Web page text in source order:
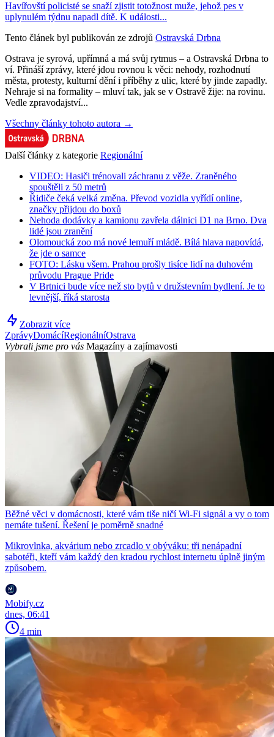
Havířovští policisté se snaží zjistit totožnost muže, jehož pes v
uplynulém týdnu napadl dítě. K události...
Tento článek byl publikován ze zdrojů Ostravská Drbna
Ostrava je syrová, upřímná a má svůj rytmus – a Ostravská Drbna to
ví. Přináší zprávy, které jdou rovnou k věci: nehody, rozhodnutí
města, protesty, kulturní dění i příběhy z ulic, které by jinde zapadly.
Nehraje si na formality – mluví tak, jak se v Ostravě žije: na rovinu.
Vedle zpravodajství...
Všechny články tohoto autora →
Další články z kategorie Regionální
VIDEO: Hasiči trénovali záchranu z věže. Zraněného
spouštěli z 50 metrů
Řidiče čeká velká změna. Převod vozidla vyřídí online,
značky přijdou do boxů
Nehoda dodávky a kamionu zavřela dálnici D1 na Brno. Dva
lidé jsou zranění
Olomoucká zoo má nové lemuří mládě. Bílá hlava napovídá,
že jde o samce
FOTO: Lásku všem. Prahou prošly tisíce lidí na duhovém
průvodu Prague Pride
V Brtnici bude více než sto bytů v družstevním bydlení. Je to
levnější, říká starosta
Zobrazit více
ZprávyDomácíRegionálníOstrava
Vybrali jsme pro vás Magazíny a zajímavosti
Běžné věci v domácnosti, které vám tiše ničí Wi-Fi signál a vy o tom
nemáte tušení. Řešení je poměrně snadné
Mikrovlnka, akvárium nebo zrcadlo v obýváku: tři nenápadní
sabotéři, kteří vám každý den kradou rychlost internetu úplně jiným
způsobem.
Mobify.cz
dnes, 06:41
4 min